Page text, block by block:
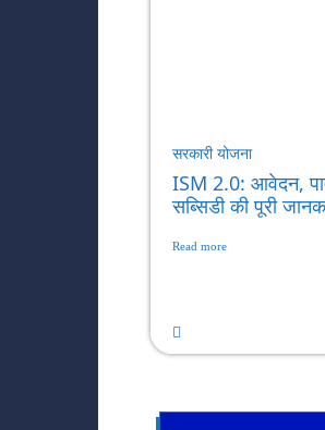
सरकारी योजना
ISM 2.0: आवेदन,
सब्सिडी की पूरी
Read more